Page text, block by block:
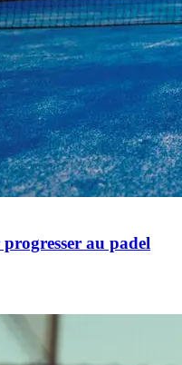
au padel